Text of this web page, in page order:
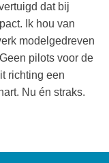
dat bij
Ik hou van
modelgedreven
pilots voor de
richting een
Nu én straks.